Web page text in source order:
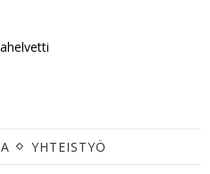
YHTEISTYÖ